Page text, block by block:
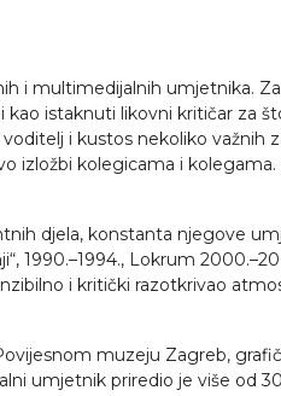
i multimedijalnih umjetnika.
istaknuti likovni kritičar za
i kustos nekoliko važnih
izložbi kolegicama i
djela, konstanta njegove
1990.–1994., Lokrum
i kritički razotkrivao
muzeju Zagreb,
umjetnik priredio je više od